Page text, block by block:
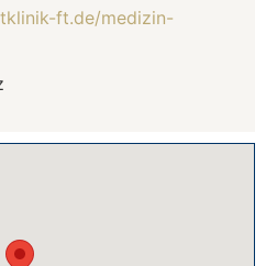
ft.de/medizin-